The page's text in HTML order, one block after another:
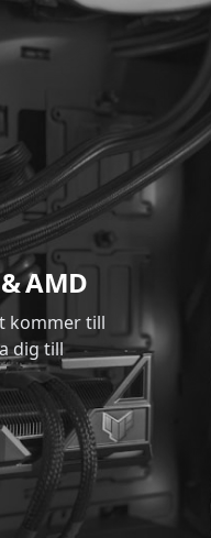
AMD
kommer till
dig till